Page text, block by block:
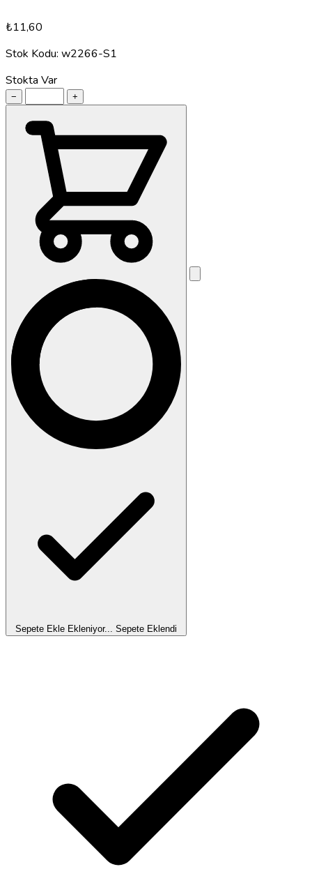
₺11,60
Stok Kodu: w2266-S1
Stokta Var
− +
Sepete Ekle Ekleniyor... Sepete Eklendi